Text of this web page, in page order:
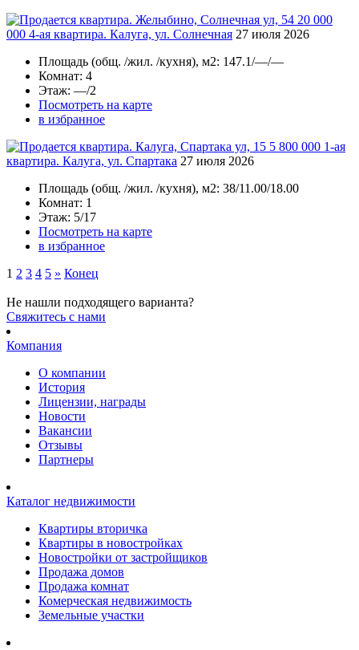
20 000
000 4-ая квартира. Калуга, ул. Солнечная 27 июля 2026
Площадь (общ. /жил. /кухня), м2: 147.1/—/—
Комнат: 4
Этаж: —/2
Посмотреть на карте
в избранное
5 800 000 1-ая
квартира. Калуга, ул. Спартака 27 июля 2026
Площадь (общ. /жил. /кухня), м2: 38/11.00/18.00
Комнат: 1
Этаж: 5/17
Посмотреть на карте
в избранное
1 2 3 4 5 » Конец
Не нашли подходящего варианта?
Cвяжитесь с нами
Компания
О компании
История
Лицензии, награды
Новости
Вакансии
Отзывы
Партнеры
Каталог недвижимости
Квартиры вторичка
Квартиры в новостройках
Новостройки от застройщиков
Продажа домов
Продажа комнат
Комерческая недвижимость
Земельные участки